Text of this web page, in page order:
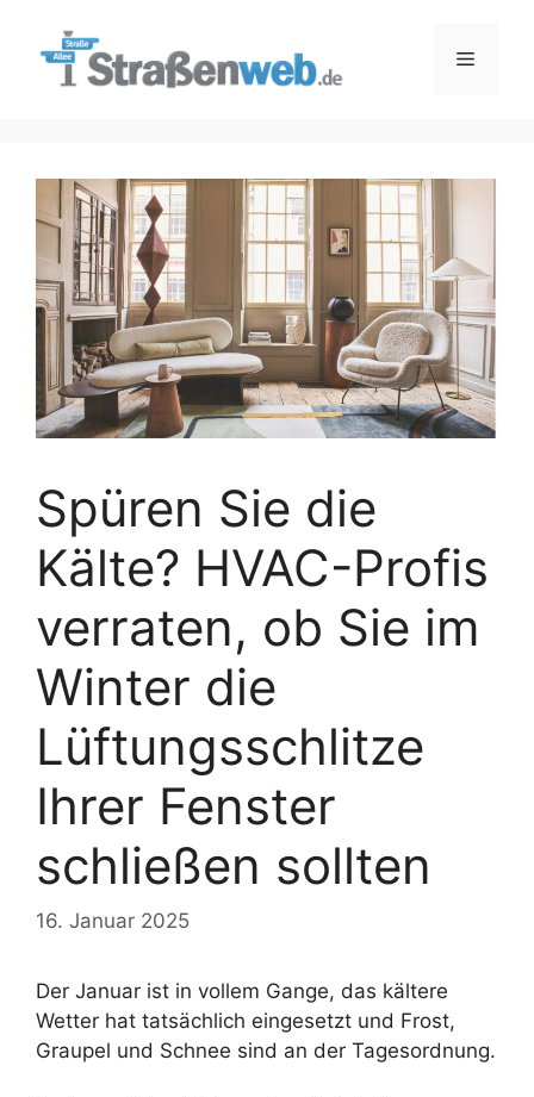
Menü
Spüren Sie die
Kälte? HVAC-Profis
verraten, ob Sie im
Winter die
Lüftungsschlitze
Ihrer Fenster
schließen sollten
16. Januar 2025
Der Januar ist in vollem Gange, das kältere
Wetter hat tatsächlich eingesetzt und Frost,
Graupel und Schnee sind an der Tagesordnung.